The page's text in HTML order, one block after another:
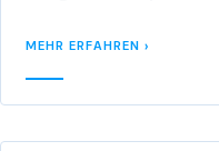
MEHR ERFAHREN ›